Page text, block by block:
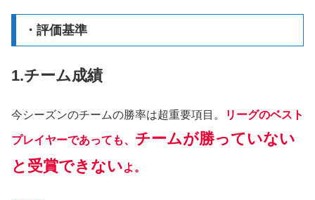
・評価基準
1.チーム成績
今シーズンのチームの勝率は超重要項目。 リーグのベスト
プレイヤーであっても、 チームが勝っていない
と受賞できないよ。